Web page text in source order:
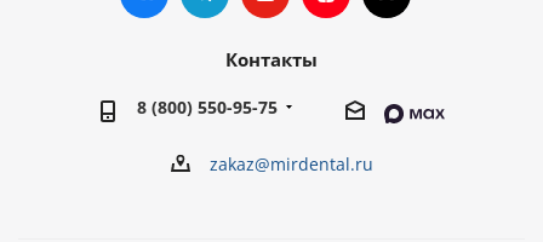
Контакты
8 (800) 550-95-75
zakaz@mirdental.ru